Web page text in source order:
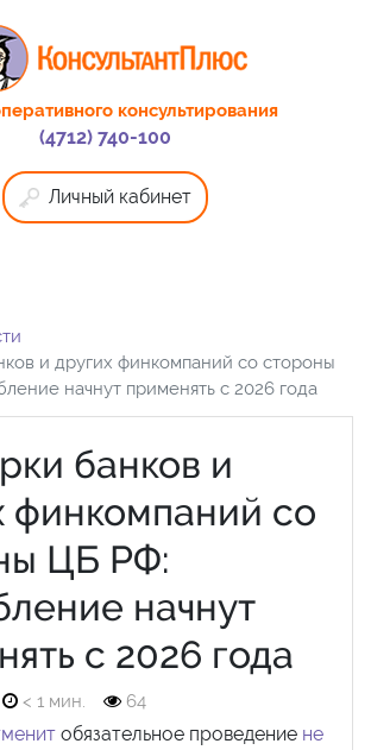
консультирования
(4712) 740-100
Личный кабинет
и других финкомпаний со стороны
начнут применять с 2026 года
банков и
финкомпаний со
ЦБ РФ:
начнут
с 2026 года
< 1 мин. 64
обязательное проведение не